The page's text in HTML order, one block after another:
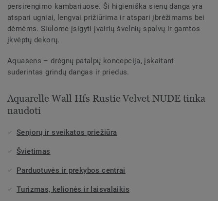
persirengimo kambariuose. Ši higieniška sienų danga yra
atspari ugniai, lengvai prižiūrima ir atspari įbrėžimams bei
dėmėms. Siūlome įsigyti įvairių švelnių spalvų ir gamtos
įkvėptų dekorų.
Aquasens – drėgnų patalpų koncepcija, įskaitant
suderintas grindų dangas ir priedus.
Aquarelle Wall Hfs Rustic Velvet NUDE tinka
naudoti
Senjorų ir sveikatos priežiūra
Švietimas
Parduotuvės ir prekybos centrai
Turizmas, kelionės ir laisvalaikis